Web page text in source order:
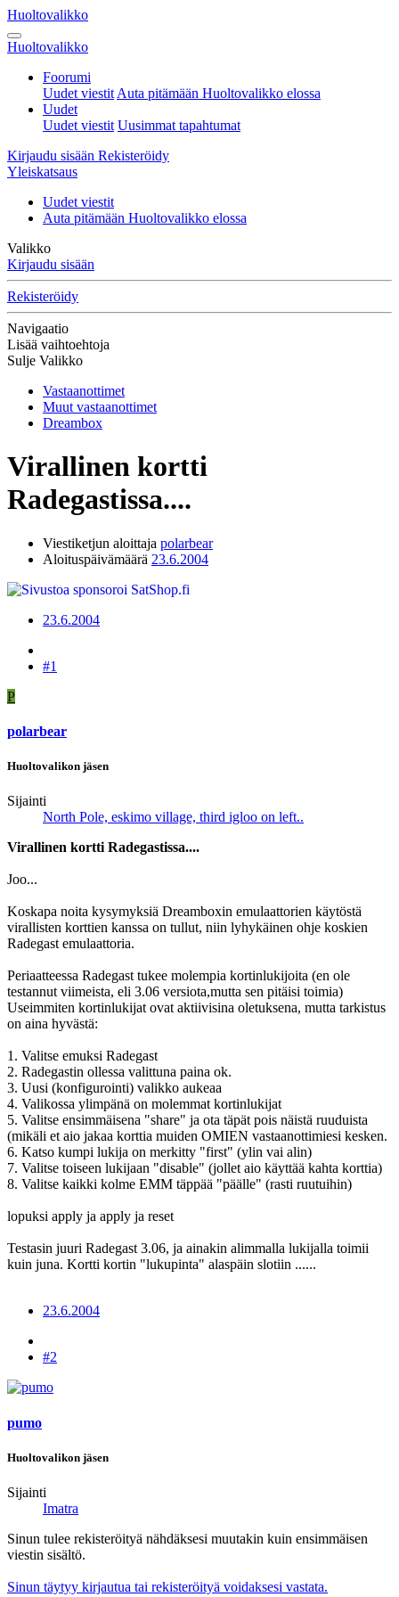
Huoltovalikko
Huoltovalikko
Foorumi
Uudet viestit Auta pitämään Huoltovalikko elossa
Uudet
Uudet viestit Uusimmat tapahtumat
Kirjaudu sisään Rekisteröidy
Yleiskatsaus
Uudet viestit
Auta pitämään Huoltovalikko elossa
Valikko
Kirjaudu sisään
Rekisteröidy
Navigaatio
Lisää vaihtoehtoja
Sulje Valikko
Vastaanottimet
Muut vastaanottimet
Dreambox
Virallinen kortti
Radegastissa....
Viestiketjun aloittaja polarbear
Aloituspäivämäärä 23.6.2004
23.6.2004
#1
P
polarbear
Huoltovalikon jäsen
Sijainti
North Pole, eskimo village, third igloo on left..
Virallinen kortti Radegastissa....
Joo...
Koskapa noita kysymyksiä Dreamboxin emulaattorien käytöstä
virallisten korttien kanssa on tullut, niin lyhykäinen ohje koskien
Radegast emulaattoria.
Periaatteessa Radegast tukee molempia kortinlukijoita (en ole
testannut viimeista, eli 3.06 versiota,mutta sen pitäisi toimia)
Useimmiten kortinlukijat ovat aktiivisina oletuksena, mutta tarkistus
on aina hyvästä:
1. Valitse emuksi Radegast
2. Radegastin ollessa valittuna paina ok.
3. Uusi (konfigurointi) valikko aukeaa
4. Valikossa ylimpänä on molemmat kortinlukijat
5. Valitse ensimmäisena "share" ja ota täpät pois näistä ruuduista
(mikäli et aio jakaa korttia muiden OMIEN vastaanottimiesi kesken.
6. Katso kumpi lukija on merkitty "first" (ylin vai alin)
7. Valitse toiseen lukijaan "disable" (jollet aio käyttää kahta korttia)
8. Valitse kaikki kolme EMM täppää "päälle" (rasti ruutuihin)
lopuksi apply ja apply ja reset
Testasin juuri Radegast 3.06, ja ainakin alimmalla lukijalla toimii
kuin juna. Kortti kortin "lukupinta" alaspäin slotiin ......
23.6.2004
#2
pumo
Huoltovalikon jäsen
Sijainti
Imatra
Sinun tulee rekisteröityä nähdäksesi muutakin kuin ensimmäisen
viestin sisältö.
Sinun täytyy kirjautua tai rekisteröityä voidaksesi vastata.